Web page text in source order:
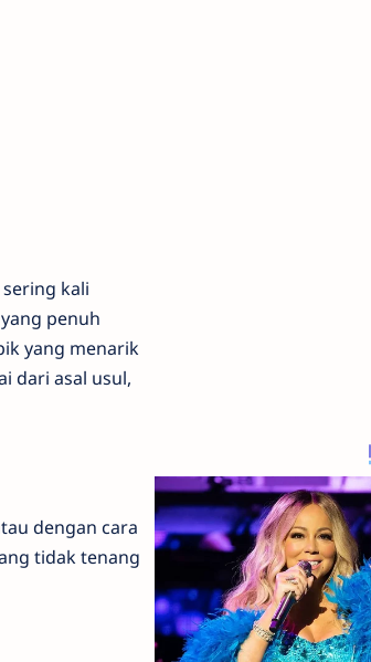
kali
penuh
yang menarik
dari asal usul,
dengan cara
tidak tenang